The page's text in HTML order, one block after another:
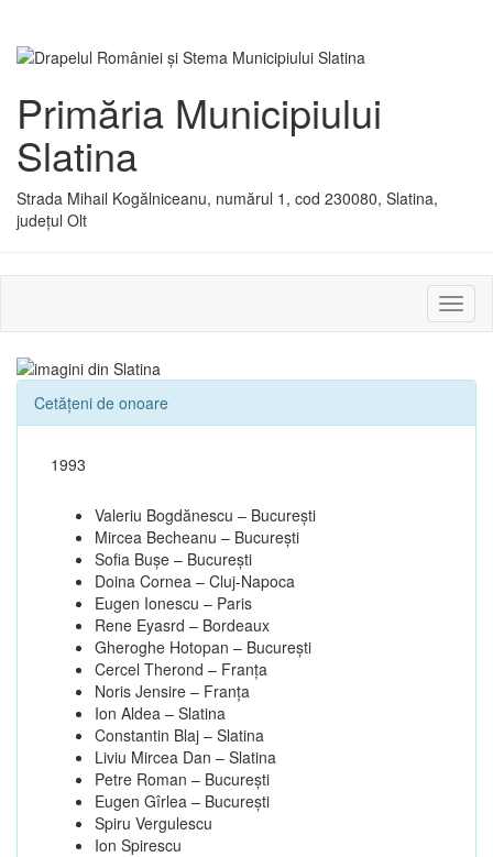
Primăria Municipiului
Slatina
Strada Mihail Kogălniceanu, numărul 1, cod 230080, Slatina,
județul Olt
sau
Cetățeni de onoare
1993
Valeriu Bogdănescu – Bucureşti
Mircea Becheanu – Bucureşti
Sofia Buşe – Bucureşti
Doina Cornea – Cluj-Napoca
Eugen Ionescu – Paris
Rene Eyasrd – Bordeaux
Gheroghe Hotopan – Bucureşti
Cercel Therond – Franţa
Noris Jensire – Franţa
Ion Aldea – Slatina
Constantin Blaj – Slatina
Liviu Mircea Dan – Slatina
Petre Roman – Bucureşti
Eugen Gîrlea – Bucureşti
Spiru Vergulescu
Ion Spirescu